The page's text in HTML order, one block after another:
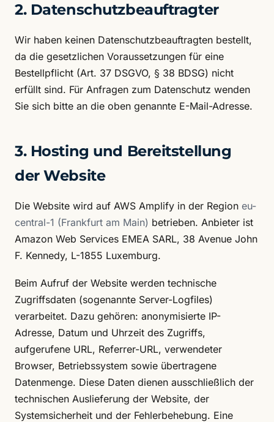
2. Datenschutzbeauftragter
Wir haben keinen Datenschutzbeauftragten bestellt,
da die gesetzlichen Voraussetzungen für eine
Bestellpflicht (Art. 37 DSGVO, § 38 BDSG) nicht
erfüllt sind. Für Anfragen zum Datenschutz wenden
Sie sich bitte an die oben genannte E-Mail-Adresse.
3. Hosting und Bereitstellung
der Website
Die Website wird auf AWS Amplify in der Region eu-
central-1 (Frankfurt am Main) betrieben. Anbieter ist
Amazon Web Services EMEA SARL, 38 Avenue John
F. Kennedy, L-1855 Luxemburg.
Beim Aufruf der Website werden technische
Zugriffsdaten (sogenannte Server-Logfiles)
verarbeitet. Dazu gehören: anonymisierte IP-
Adresse, Datum und Uhrzeit des Zugriffs,
aufgerufene URL, Referrer-URL, verwendeter
Browser, Betriebssystem sowie übertragene
Datenmenge. Diese Daten dienen ausschließlich der
technischen Auslieferung der Website, der
Systemsicherheit und der Fehlerbehebung. Eine